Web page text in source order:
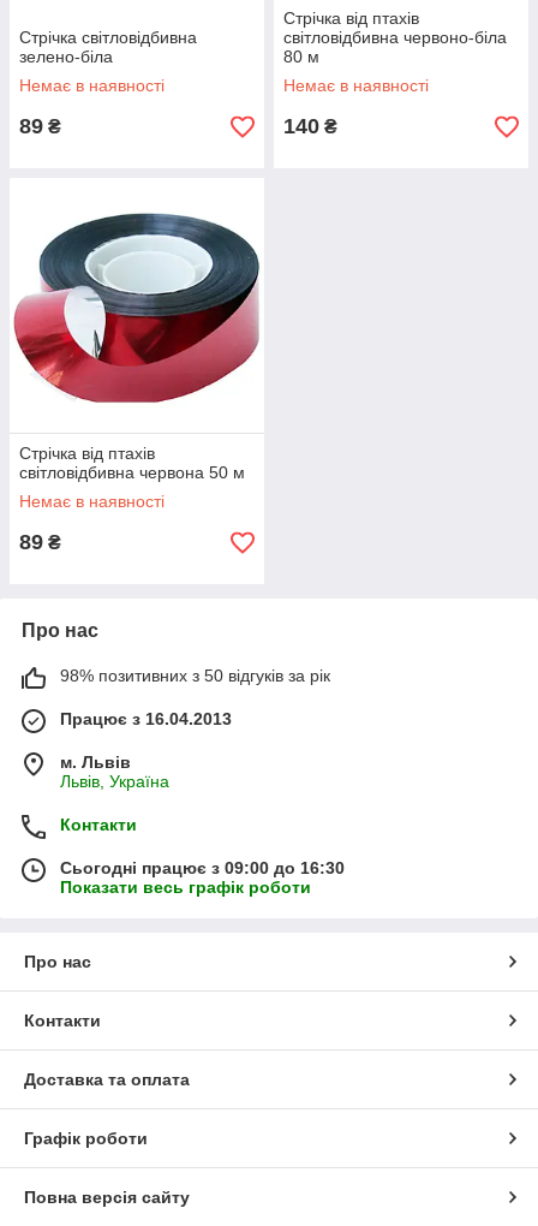
Стрічка світловідбивна
зелено-біла
Немає в наявності
89 ₴
Стрічка від птахів
світловідбивна червоно-біла
80 м
Немає в наявності
140 ₴
Стрічка від птахів
світловідбивна червона 50 м
Немає в наявності
89 ₴
Про нас
98% позитивних з 50 відгуків за рік
Працює з 16.04.2013
м. Львів
Львів, Україна
Контакти
Сьогодні працює з 09:00 до 16:30
Показати весь графік роботи
Про нас
Контакти
Доставка та оплата
Графік роботи
Повна версія сайту